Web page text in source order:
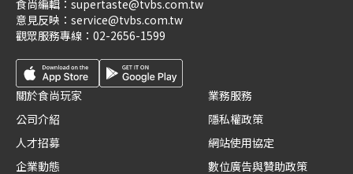
食尚編輯： supertaste@tvbs.com.tw
意見反映： service@tvbs.com.tw
觀眾服務專線： 02-2656-1599
關於食尚玩家
公司介紹
人才招募
企業動態
業務服務
隱私權政策
網站使用協定
數位廣告與贊助政策